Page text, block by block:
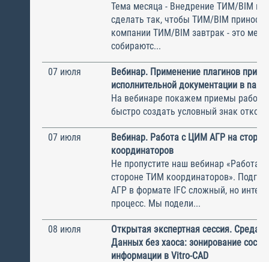
Тема месяца - Внедрение ТИМ/BIM в
сделать так, чтобы ТИМ/BIM
компании ТИМ/BIM завтрак - это
собираютс...
07 июля
Вебинар. Применение плагинов при
исполнительной документации в
На вебинаре покажем приемы
быстро создать условный знак
07 июля
Вебинар. Работа с ЦИМ АГР на
координаторов
Не пропустите наш вебинар «Работа
стороне ТИМ координаторов».
АГР в формате IFC сложный, но
процесс. Мы подели...
08 июля
Открытая экспертная сессия. Среда
Данных без хаоса: зонирование
информации в Vitro-CAD